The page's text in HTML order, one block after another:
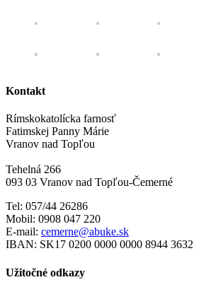
Kontakt
Rímskokatolícka farnosť
Fatimskej Panny Márie
Vranov nad Topľou
Tehelná 266
093 03 Vranov nad Topľou-Čemerné
Tel: 057/44 26286
Mobil: 0908 047 220
E-mail: cemerne@abuke.sk
IBAN: SK17 0200 0000 0000 8944 3632
Užitočné odkazy